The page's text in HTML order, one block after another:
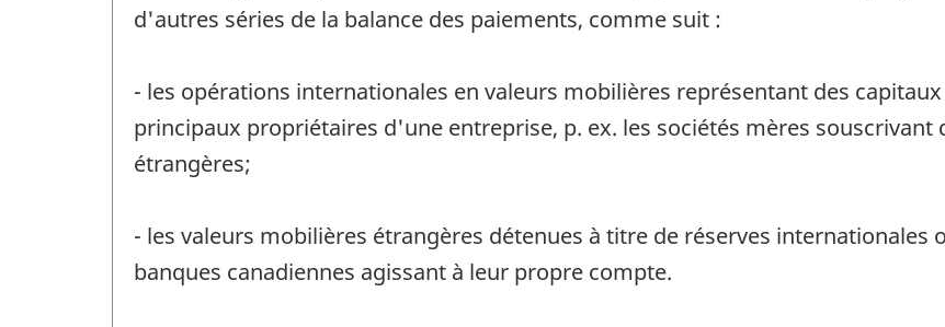
d'autres séries de la balance des paiements, comme suit :
- les opérations internationales en valeurs mobilières représentant des
principaux propriétaires d'une entreprise, p. ex. les sociétés mères souscrivant
étrangères;
- les valeurs mobilières étrangères détenues à titre de réserves internationales
banques canadiennes agissant à leur propre compte.